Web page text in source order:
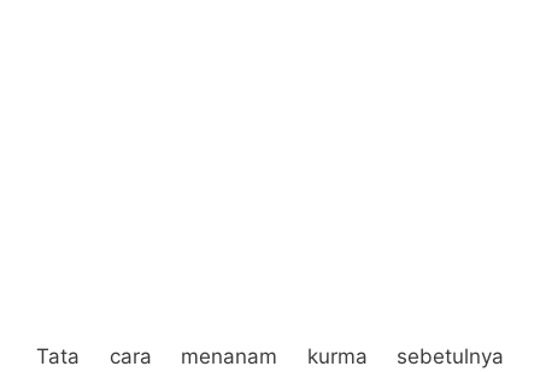
Tata cara menanam kurma sebetulnya